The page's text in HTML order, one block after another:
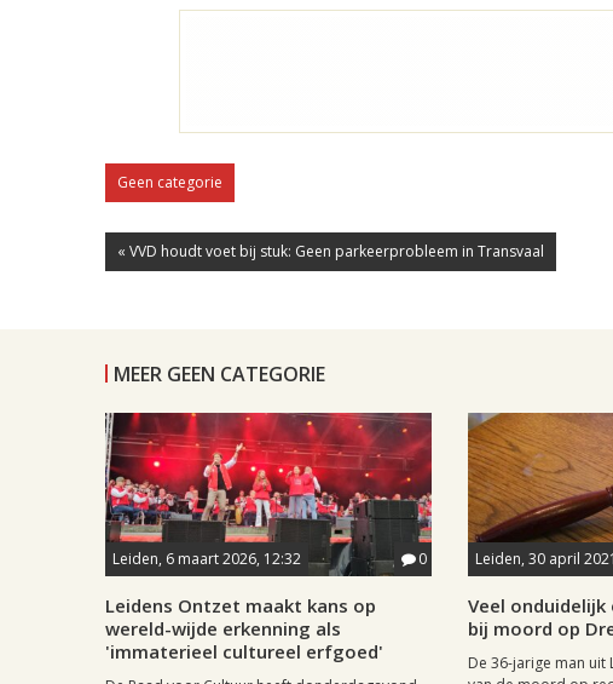
Geen categorie
« VVD houdt voet bij stuk: Geen parkeerprobleem in Transvaal
MEER GEEN CATEGORIE
Leiden, 6 maart 2026, 12:32 0
Leidens Ontzet maakt kans op
wereld-wijde erkenning als
'immaterieel cultureel erfgoed'
Leiden, 30 april
Veel
bij moord op
De 36-jarige man